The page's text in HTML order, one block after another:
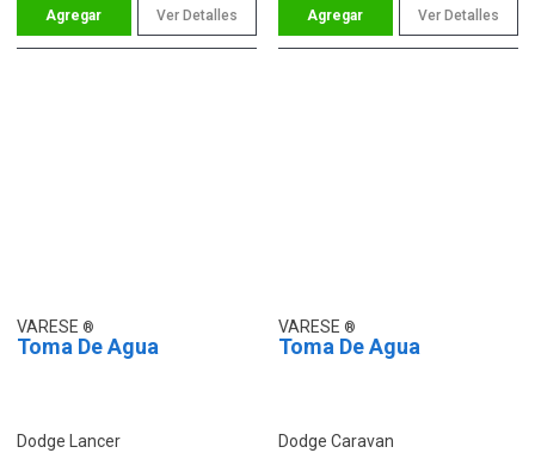
Ver Detalles Ver Detalles
VARESE
Toma De Agua
Dodge Lancer
VARESE
Toma De Agua
Dodge Caravan